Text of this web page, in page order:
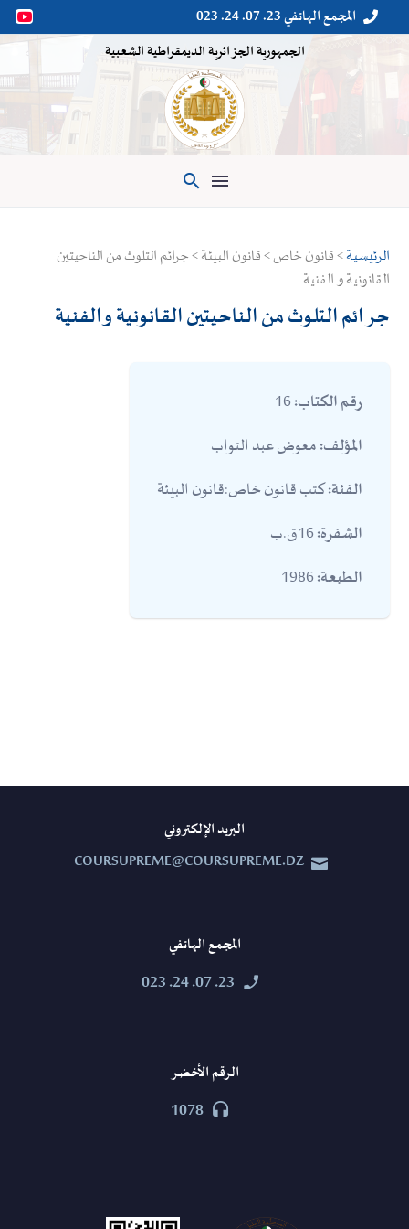

 المجمع الهاتفي 23. 07. 24. 023
الجمهورية الجزائرية الديمقراطية الشعبية

الرئيسية> قانون خاص > قانون البيئة > جرائم التلوث من الناحيتين
القانونية و الفنية
جرائم التلوث من الناحيتين القانونية و الفنية
رقم الكتاب:
المؤلف:معوض عبد التواب
الفئة:كتب قانون خاص:قانون البيئة
الشفرة:
الطبعة:
البريد الإلكتروني


COURSUPREME@COURSUPREME.DZ
المجمع الهاتفي


23. 07. 24. 023
الرقم الأخضر


1078